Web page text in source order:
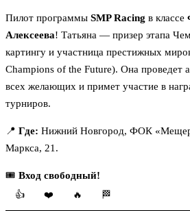
Пилот программы SMP Racing в классе
Алексеева! Татьяна — призер этапа
картингу и участница престижных
Champions of the Future). Она проведет
всех желающих и примет участие в
турниров.
📍 Где: Нижний Новгород, ФОК
Маркса, 21.
🎟 Вход свободный!
👍
❤️ 🔥 🏁